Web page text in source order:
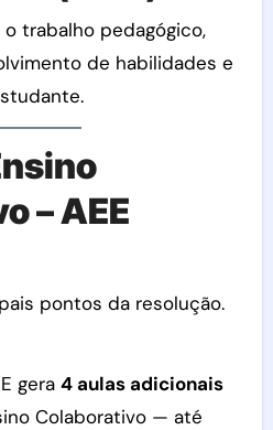
o trabalho pedagógico,
de habilidades e
– AEE
pontos da resolução.
gera 4 aulas adicionais
Colaborativo — até